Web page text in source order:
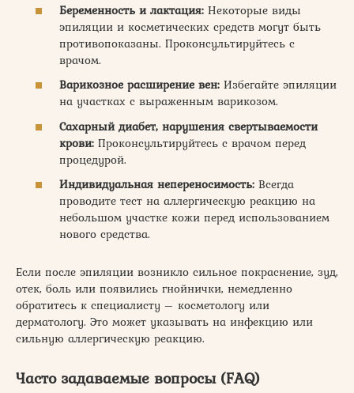
Беременность и лактация: Некоторые виды
эпиляции и косметических средств могут быть
противопоказаны. Проконсультируйтесь с
врачом.
Варикозное расширение вен: Избегайте эпиляции
на участках с выраженным варикозом.
Сахарный диабет, нарушения свертываемости
крови: Проконсультируйтесь с врачом перед
процедурой.
Индивидуальная непереносимость: Всегда
проводите тест на аллергическую реакцию на
небольшом участке кожи перед использованием
нового средства.
Если после эпиляции возникло сильное покраснение, зуд,
отек, боль или появились гнойнички, немедленно
обратитесь к специалисту – косметологу или
дерматологу. Это может указывать на инфекцию или
сильную аллергическую реакцию.
Часто задаваемые вопросы (FAQ)